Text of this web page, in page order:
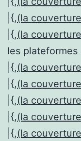
|{,(la
|{,(la
les
|{,(la
|{,(la
|{,(la
|{,(la
|{,(la